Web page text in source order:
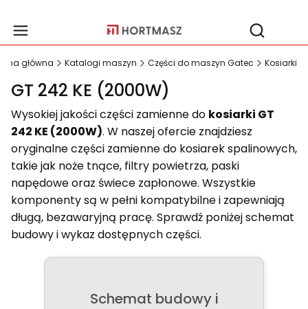
Otwórz
główna Katalogi maszyn Części do maszyn Gatec Kosiarki
GT 242 KE (2000W)
Wysokiej jakości części zamienne do kosiarki GT
242 KE (2000W). W naszej ofercie znajdziesz
oryginalne części zamienne do kosiarek spalinowych,
takie jak noże tnące, filtry powietrza, paski
napędowe oraz świece zapłonowe. Wszystkie
komponenty są w pełni kompatybilne i zapewniają
długą, bezawaryjną pracę. Sprawdź poniżej schemat
budowy i wykaz dostępnych części.
Schemat budowy i